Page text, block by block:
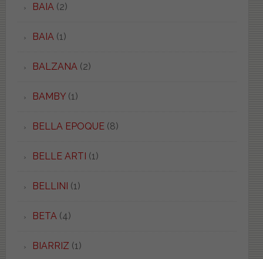
BAIA(2)
BAIA(1)
BALZANA(2)
BAMBY(1)
BELLA EPOQUE(8)
BELLE ARTI (1)
BELLINI (1)
BETA(4)
BIARRIZ (1)